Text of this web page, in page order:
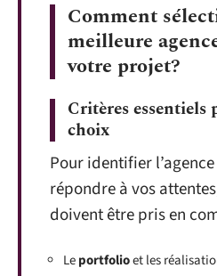
Comment
meilleure
votre projet?
Critères essentiels
choix
Pour identifier
répondre à vos
doivent être pris en
Leportfolioet les